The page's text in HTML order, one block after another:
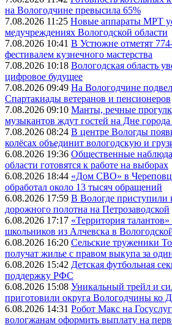
на Вологодчине превысила 65%
7.08.2026 11:25 Новые аппараты МРТ
медучреждениях Вологодской области
7.08.2026 10:41 В Устюжне отметят
фестивалем кузнечного мастерства
7.08.2026 10:18 Вологодская область
цифровое будущее
7.08.2026 09:49 На Вологодчине
Спартакиады ветеранов и пенсионеров
7.08.2026 09:10 Манты, речные
музыкантов ждут гостей на Дне
7.08.2026 08:24 В центре Вологды
колёсах объединит вологодскую и
6.08.2026 19:36 Общественные
области готовятся к работе на выборах
6.08.2026 18:44 «Дом СВО» в
обработал около 13 тысяч обращений
6.08.2026 17:59 В Вологде приступили
дорожного полотна на Петрозаводской
6.08.2026 17:17 «Территория
школьников из Алчевска в
6.08.2026 16:20 Сельские труженики
получат жилье с правом выкупа за
6.08.2026 15:42 Детская футбольная
поддержку РФС
6.08.2026 15:08 Уникальный трейл и
приготовили округа Вологодчины ко
6.08.2026 14:31 Робот Макс на
вологжанам оформить выплату на